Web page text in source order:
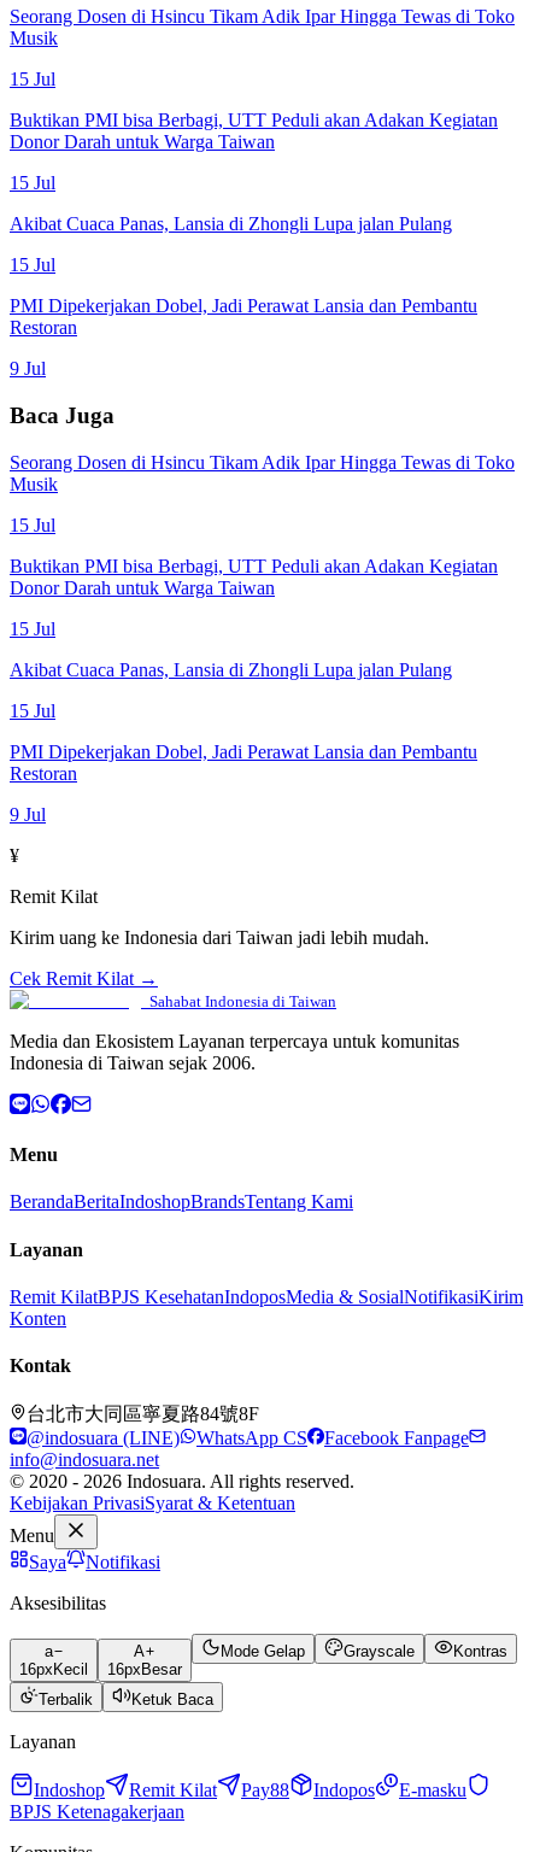
Seorang Dosen di Hsincu Tikam Adik Ipar Hingga Tewas di Toko
Musik
15 Jul
Buktikan PMI bisa Berbagi, UTT Peduli akan Adakan Kegiatan
Donor Darah untuk Warga Taiwan
15 Jul
Akibat Cuaca Panas, Lansia di Zhongli Lupa jalan Pulang
15 Jul
PMI Dipekerjakan Dobel, Jadi Perawat Lansia dan Pembantu
Restoran
9 Jul
Baca Juga
Seorang Dosen di Hsincu Tikam Adik Ipar Hingga Tewas di Toko
Musik
15 Jul
Buktikan PMI bisa Berbagi, UTT Peduli akan Adakan Kegiatan
Donor Darah untuk Warga Taiwan
15 Jul
Akibat Cuaca Panas, Lansia di Zhongli Lupa jalan Pulang
15 Jul
PMI Dipekerjakan Dobel, Jadi Perawat Lansia dan Pembantu
Restoran
9 Jul
¥
Remit Kilat
Kirim uang ke Indonesia dari Taiwan jadi lebih mudah.
Cek Remit Kilat →
Sahabat Indonesia di Taiwan
Media dan Ekosistem Layanan terpercaya untuk komunitas
Indonesia di Taiwan sejak 2006.
Menu
BerandaBeritaIndoshopBrandsTentang Kami
Layanan
Remit KilatBPJS KesehatanIndoposMedia & SosialNotifikasiKirim
Konten
Kontak
台北市大同區寧夏路84號8F
@indosuara (LINE)
WhatsApp CS
Facebook Fanpage
info@indosuara.net
© 2020 - 2026 Indosuara. All rights reserved.
Kebijakan PrivasiSyarat & Ketentuan
Menu
Saya
Notifikasi
Aksesibilitas
a
16px Kecil
A
16px Besar
Mode Gelap Grayscale Kontras
Terbalik Ketuk Baca
Layanan
Indoshop Remit Kilat Pay88 Indopos
E-masku
BPJS Ketenagakerjaan